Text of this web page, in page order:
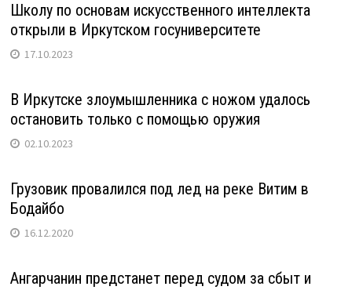
Школу по основам искусственного интеллекта
открыли в Иркутском госуниверситете
17.10.2023
В Иркутске злоумышленника с ножом удалось
остановить только с помощью оружия
02.10.2023
Грузовик провалился под лед на реке Витим в
Бодайбо
16.12.2020
Ангарчанин предстанет перед судом за сбыт и